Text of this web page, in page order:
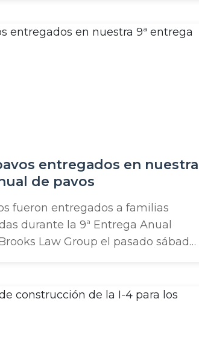
actualmente desplegados no
especiales con ...
entregados en nuestra
de pavos
fueron entregados a familias
durante la 9ª Entrega Anual
Law Group el pasado sábado
para registrarse y recibir su pavo